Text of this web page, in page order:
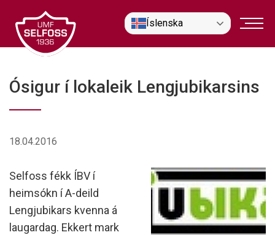
efni
Íslenska
Ósigur í lokaleik Lengjubikarsins
18.04.2016
Selfoss fékk ÍBV í
heimsókn í A-deild
Lengjubikars kvenna á
laugardag. Ekkert mark